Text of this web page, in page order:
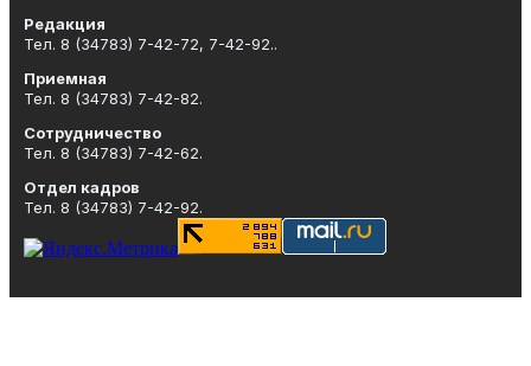
Редакция
Тел. 8 (34783) 7-42-72, 7-42-92..
Приемная
Тел. 8 (34783) 7-42-82.
Сотрудничество
Тел. 8 (34783) 7-42-62.
Отдел кадров
Тел. 8 (34783) 7-42-92.